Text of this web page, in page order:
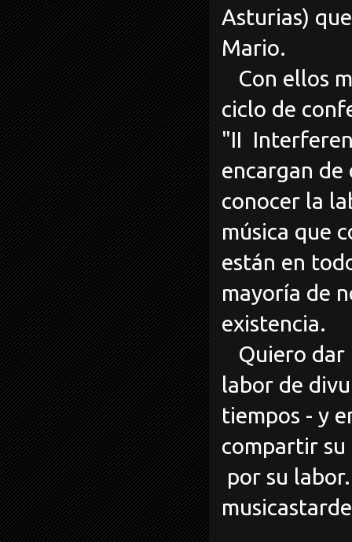
Asturias)
Mario.
Con ellos
ciclo de
"II
encargan
conocer la
música que
están en
mayoría de
existencia.
Quiero dar
labor de
tiempos - y
compartir
por su